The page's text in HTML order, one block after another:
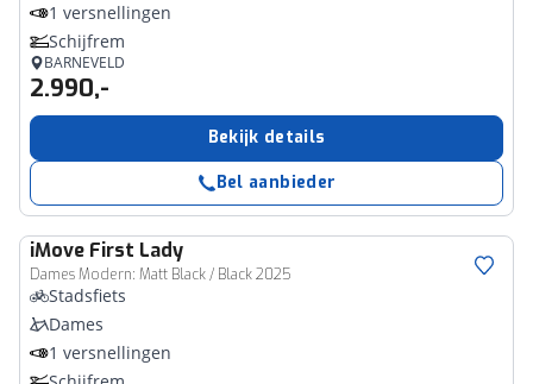
1 versnellingen
Schijfrem
BARNEVELD
2.990,-
Bekijk details
Bel aanbieder
iMove First Lady
Dames Modern: Matt Black / Black 2025
Stadsfiets
Dames
1 versnellingen